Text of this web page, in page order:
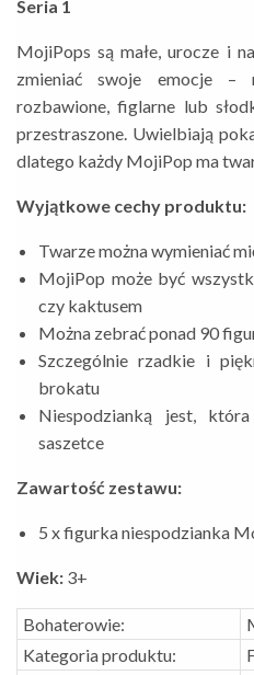
Seria 1
MojiPops są małe, urocze i
zmieniać swoje emocje –
rozbawione, figlarne lub
przestraszone. Uwielbiają
dlatego każdy MojiPop ma
Wyjątkowe cechy produktu:
Twarze można wymieniać
MojiPop może być
czy kaktusem
Można zebrać ponad 90
Szczególnie rzadkie i
brokatu
Niespodzianką jest,
saszetce
Zawartość zestawu:
5 x figurka niespodzianka
Wiek: 3+
Bohaterowie:
Kategoria produktu: